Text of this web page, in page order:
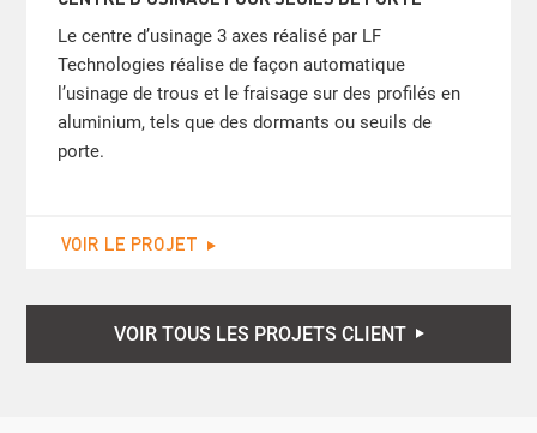
Le centre d’usinage 3 axes réalisé par LF
Technologies réalise de façon automatique
l’usinage de trous et le fraisage sur des profilés en
aluminium, tels que des dormants ou seuils de
porte.
VOIR LE PROJET
VOIR TOUS LES PROJETS CLIENT